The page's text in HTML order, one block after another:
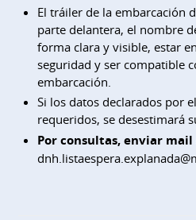
El tráiler de la embarcación
parte delantera, el nombre
forma clara y visible, estar
seguridad y ser compatible
embarcación.
Si los datos declarados por
requeridos, se desestimará
Por consultas, enviar mail